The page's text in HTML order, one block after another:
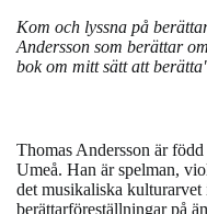
Kom och lyssna på
Andersson som berättar
bok om mitt sätt att
Thomas Andersson är
Umeå. Han är spelman,
det musikaliska
berättarföreställningar på